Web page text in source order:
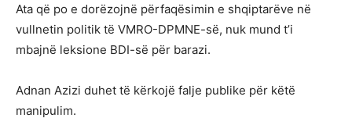
Ata që po e dorëzojnë përfaqësimin e shqiptarëve në
vullnetin politik të VMRO-DPMNE-së, nuk mund t’i
mbajnë leksione BDI-së për barazi.
Adnan Azizi duhet të kërkojë falje publike për këtë
manipulim.